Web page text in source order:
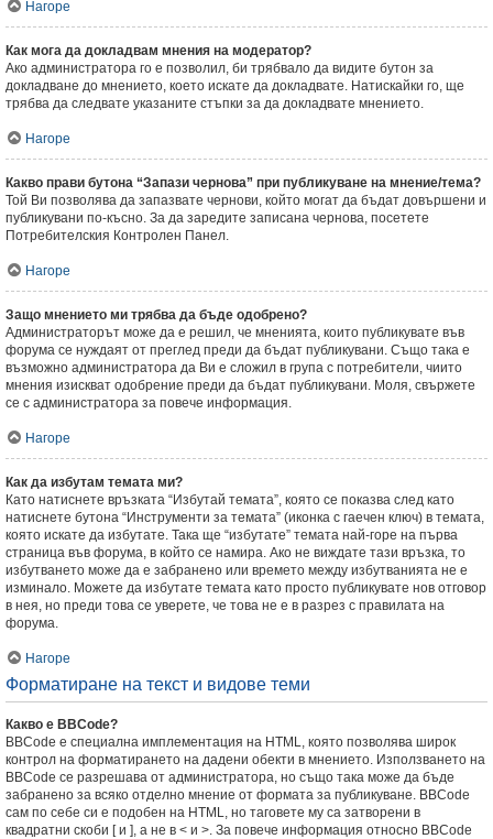
Нагоре
Как мога да докладвам мнения на модератор?
Ако администратора го е позволил, би трябвало да видите бутон за
докладване до мнението, което искате да докладвате. Натискайки го, ще
трябва да следвате указаните стъпки за да докладвате мнението.
Нагоре
Какво прави бутона “Запази чернова” при публикуване на мнение/тема?
Той Ви позволява да запазвате чернови, който могат да бъдат довършени и
публикувани по-късно. За да заредите записана чернова, посетете
Потребителския Контролен Панел.
Нагоре
Защо мнението ми трябва да бъде одобрено?
Администраторът може да е решил, че мненията, които публикувате във
форума се нуждаят от преглед преди да бъдат публикувани. Също така е
възможно администратора да Ви е сложил в група с потребители, чиито
мнения изискват одобрение преди да бъдат публикувани. Моля, свържете
се с администратора за повече информация.
Нагоре
Как да избутам темата ми?
Като натиснете връзката “Избутай темата”, която се показва след като
натиснете бутона “Инструменти за темата” (иконка с гаечен ключ) в темата,
която искате да избутате. Така ще “избутате” темата най-горе на първа
страница във форума, в който се намира. Ако не виждате тази връзка, то
избутването може да е забранено или времето между избутванията не е
изминало. Можете да избутате темата като просто публикувате нов отговор
в нея, но преди това се уверете, че това не е в разрез с правилата на
форума.
Нагоре
Форматиране на текст и видове теми
Какво е BBCode?
BBCode е специална имплементация на HTML, която позволява широк
контрол на форматирането на дадени обекти в мнението. Използването на
BBCode се разрешава от администратора, но също така може да бъде
забранено за всяко отделно мнение от формата за публикуване. BBCode
сам по себе си е подобен на HTML, но таговете му са затворени в
квадратни скоби [ и ], а не в < и >. За повече информация относно BBCode